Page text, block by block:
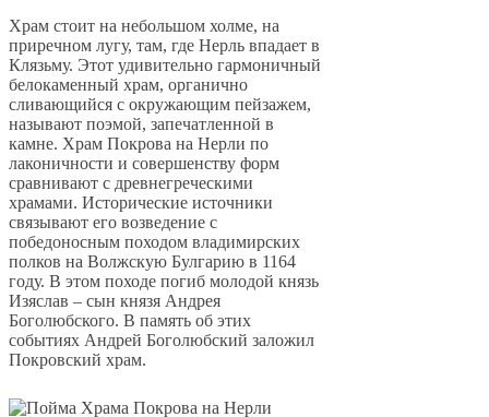
Храм стоит на небольшом холме, на
приречном лугу, там, где Нерль впадает в
Клязьму. Этот удивительно гармоничный
белокаменный храм, органично
сливающийся с окружающим пейзажем,
называют поэмой, запечатленной в
камне. Храм Покрова на Нерли по
лаконичности и совершенству форм
сравнивают с древнегреческими
храмами. Исторические источники
связывают его возведение с
победоносным походом владимирских
полков на Волжскую Булгарию в 1164
году. В этом походе погиб молодой князь
Изяслав – сын князя Андрея
Боголюбского. В память об этих
событиях Андрей Боголюбский заложил
Покровский храм.